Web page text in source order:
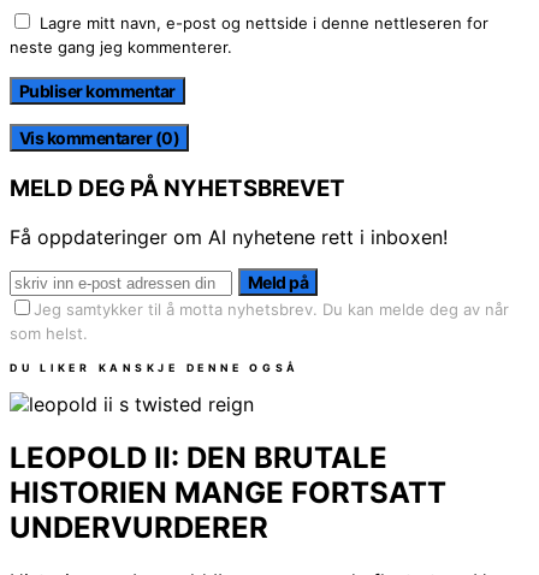
Lagre mitt navn, e-post og nettside i denne nettleseren for
neste gang jeg kommenterer.
Vis kommentarer (0)
MELD DEG PÅ NYHETSBREVET
Få oppdateringer om AI nyhetene rett i inboxen!
Meld på
Jeg samtykker til å motta nyhetsbrev. Du kan melde deg av når
som helst.
DU LIKER KANSKJE DENNE OGSÅ
LEOPOLD II: DEN BRUTALE
HISTORIEN MANGE FORTSATT
UNDERVURDERER